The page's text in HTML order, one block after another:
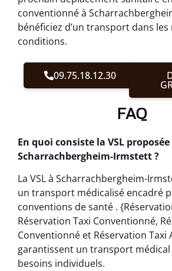
conventionné à
bénéficiez d’un transport dans
conditions.
09.75.18.12.30
FAQ
En quoi consiste la VSL proposée
Scharrachbergheim-Irmstett ?
La VSL à Scharrachbergheim-
un transport médicalisé encadré
conventions de santé .
Réservation Taxi Conventionné,
Conventionné et Réservation Taxi
garantissent un transport
besoins individuels.